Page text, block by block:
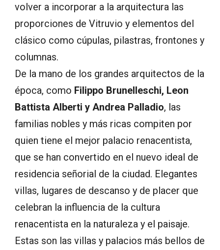
volver a incorporar a la arquitectura las
proporciones de Vitruvio y elementos del
clásico como cúpulas, pilastras, frontones y
columnas.
De la mano de los grandes arquitectos de la
época, como Filippo Brunelleschi, Leon
Battista Alberti y Andrea Palladio, las
familias nobles y más ricas compiten por
quien tiene el mejor palacio renacentista,
que se han convertido en el nuevo ideal de
residencia señorial de la ciudad. Elegantes
villas, lugares de descanso y de placer que
celebran la influencia de la cultura
renacentista en la naturaleza y el paisaje.
Estas son las villas y palacios más bellos de